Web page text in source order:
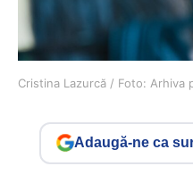
Cristina Lazurcă / Foto: Arhiva
Adaugă-ne ca